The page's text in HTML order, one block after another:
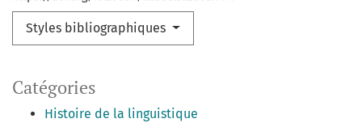
Catégories
Histoire de la linguistique
Styles bibliographiques